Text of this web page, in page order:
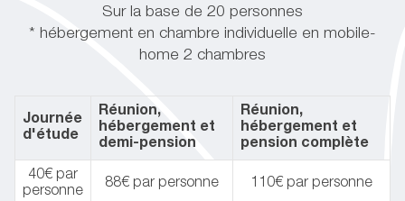
Sur la base de 20 personnes
* hébergement en chambre individuelle en mobile-
home 2 chambres
Journée
d'étude
Réunion,
hébergement et
demi-pension
Réunion,
hébergement et
pension complète
40€ par
personne
88€ par personne 110€ par personne